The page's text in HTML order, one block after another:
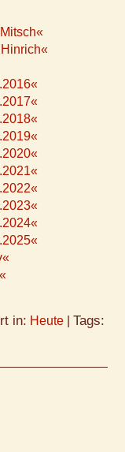
in: Heute Tags: